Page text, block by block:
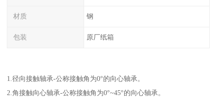
材质 钢
包装 原厂纸箱
1.径向接触轴承-公称接触角为0°的向心轴承。
2.角接触向心轴承-公称接触角为0°~45°的向心轴承。